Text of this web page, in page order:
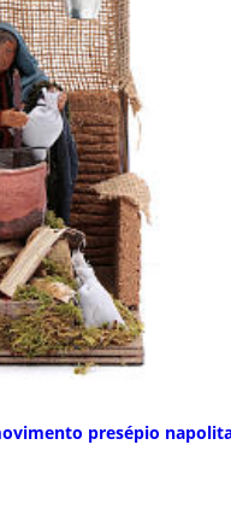
presépio